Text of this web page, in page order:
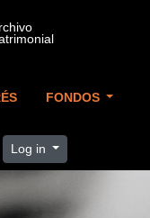
FONDOS
Log in